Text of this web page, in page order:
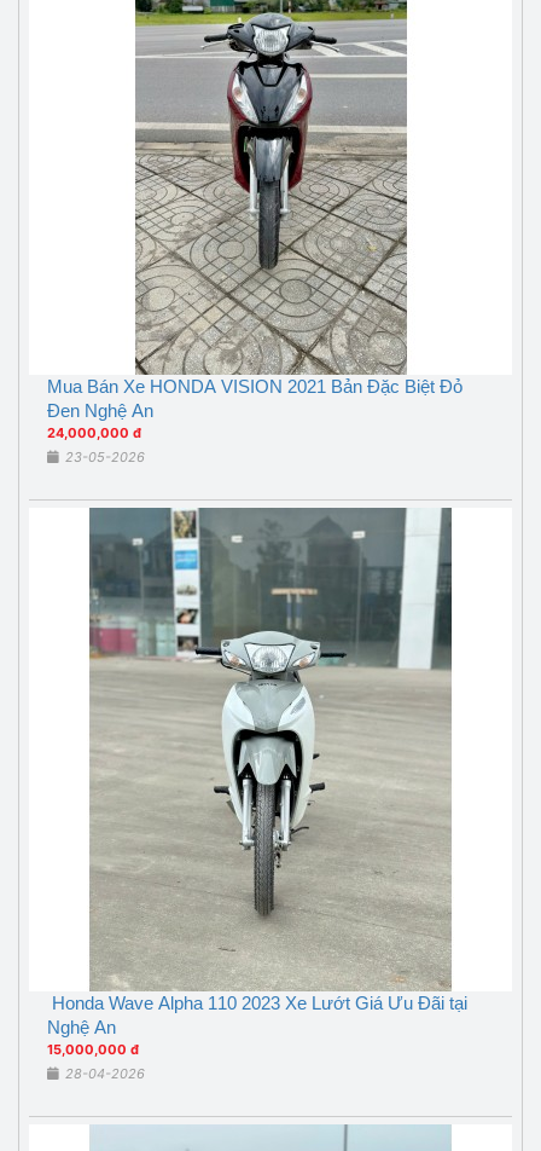
Mua Bán Xe HONDA VISION 2021 Bản Đặc Biệt Đỏ
Đen Nghệ An
24,000,000 đ
23-05-2026
Honda Wave Alpha 110 2023 Xe Lướt Giá Ưu Đãi tại
Nghệ An
15,000,000 đ
28-04-2026